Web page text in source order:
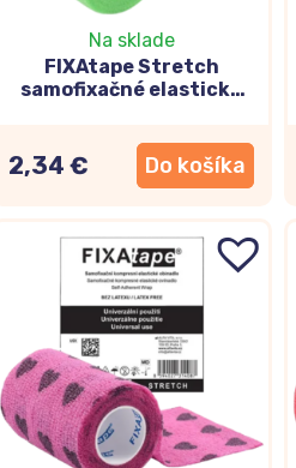
Na sklade
FIXAtape Stretch
samofixačné elastické
2,34 € Do košíka